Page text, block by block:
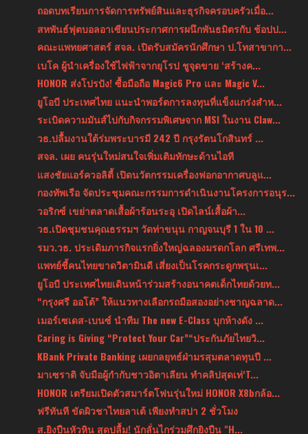
ถอดบทเรียนการจัดการทรัพย์สินและธุรกิจครอบครัวเมื่อ...
สหพันธ์ฟุตบอลอาเซียนประกาศการผนึกพันธมิตรกับ ช้อปป...
คณะแพทยศาสตร์ สจล. เปิดรับสมัครนักศึกษา ป.โทสาขากา...
เบโค ผู้นำเครื่องใช้ไฟฟ้าจากยุโรป ชูจุดขาย ‘สร้างค...
HONOR ส่งโปรปัง! ซื้อมือถือ Magic6 Pro และ Magic V...
ยูโอบี ประเทศไทย แนะนำพอร์ตการลงทุนที่แข็งแกร่งสำห...
ระเบิดความมันส์ไปกับกิจกรรมพิเศษจาก MSI ในงาน Claw...
วธ.ปลื้มงานใต้ร่มพระบารมี 242 ปี กรุงรัตนโกสินทร์ ...
สจล. เผย คนรุ่นใหม่สนใจเพิ่มเติมทักษะด้านไอที
แสงชัยแอร์ควอลิตี้ เปิดนวัตกรรมเครื่องฟอกอากาศบลูแ...
กองทัพเรือ จัดประชุมคณะกรรมการดำเนินงานโครงการอนุร...
วอริกซ์ เขย่าตลาดเสื้อผ้าร้อนระอุ เปิดไลน์เสื้อผ้า...
วธ.เปิดชุมชนคุณธรรมฯ วัดท่าขนุน กาญจนบุรี 1 ใน 10 ...
รมว.วธ. ประเดิมภารกิจแรกยิ่งใหญ่ฉลองมรดกโลก ศรีเทพ...
แพทย์ชี้คนไทยขาดวิตามินดี เสี่ยงเป็นโรคกระดูกพรุนเ...
ยูโอบี ประเทศไทยเดินหน้าร่วมสร้างอนาคตเด็กไทยด้วยท...
“กรุงศรี ออโต้” ให้แนวทางเลือกรถมือสองอย่างชาญฉลาด...
เมอร์เซเดส-เบนซ์ นำทีม The new E-Class บุกห้างดัง ...
Caring is Giving “Protect Your Car”“ประกันภัยไทยวิ...
KBank Private Banking เผยกลยุทธ์ฝ่ามรสุมตลาดทุนปี ...
มาเซราติ จับมือผู้กำกับชาวอิตาเลียน ทำคลิปสุดเท่‘T...
HONOR เตรียมเปิดตัวสมาร์ตโฟนรุ่นใหม่ HONOR X8bกล้อ...
ฟรีทันที ขัดผิวชาไทยลาเต้ เพียงทำสปา 2 ชั่วโมง
ส.ยิงปืนหัวหิน สุดปลื้ม! นักลั่นไกร่วมศึกยิงปืน "H...